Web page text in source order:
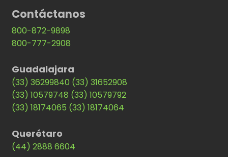
Contáctanos
800-872-9898
800-777-2908
Guadalajara
(33) 36299840 (33) 31652908
(33) 10579748 (33) 10579792
(33) 18174065 (33) 18174064
Querétaro
(44) 2888 6604